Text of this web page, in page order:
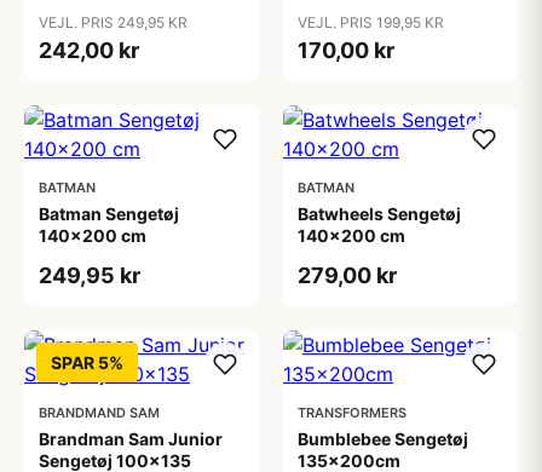
VEJL. PRIS 249,95 KR
242,00 kr
VEJL. PRIS 199,95 KR
170,00 kr
BATMAN
Batman Sengetøj
140x200 cm
249,95 kr
BATMAN
Batwheels Sengetøj
140x200 cm
279,00 kr
SPAR 5%
BRANDMAND SAM
Brandman Sam Junior
Sengetøj 100x135
TRANSFORMERS
Bumblebee Sengetøj
135x200cm